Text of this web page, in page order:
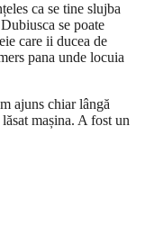
ca se tine slujba
se poate
care ii ducea de
pana unde locuia
ajuns chiar lângă
mașina. A fost un